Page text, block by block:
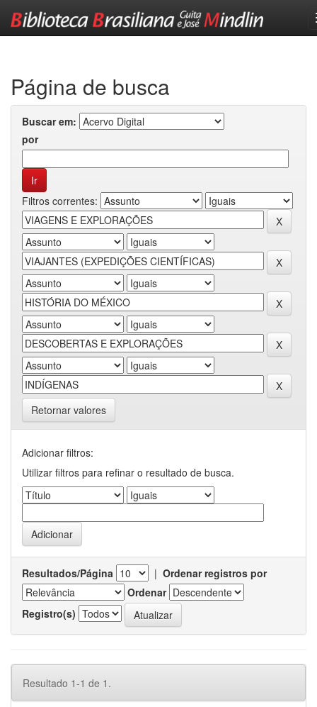
Página de busca
Buscar em:
por
Filtros correntes:
Retornar valores
Adicionar filtros:
Utilizar filtros para refinar o resultado de busca.
Resultados/Página | Ordenar registros por
Ordenar
Registro(s)
Resultado 1-1 de 1.